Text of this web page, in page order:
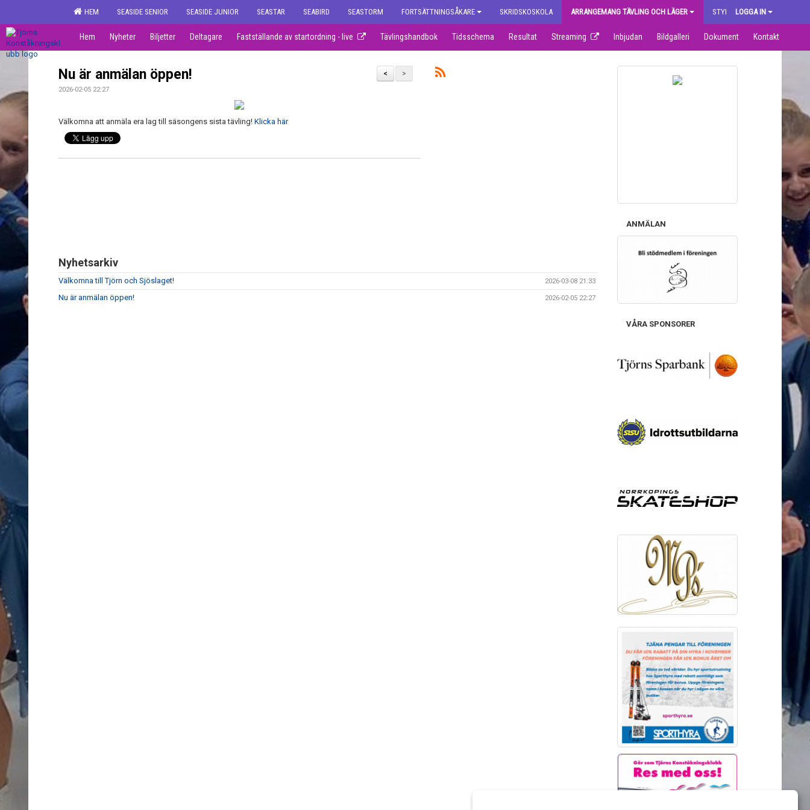
HEM SEASIDE SENIOR SEASIDE JUNIOR SEASTAR SEABIRD SEASTORM FORTSÄTTNINGSÅKARE SKRIDSKOSKOLA ARRANGEMANG TÄVLING OCH LÄGER STYRELSENLOGGA IN
Hem Nyheter Biljetter Deltagare Fastställande av startordning - live Tävlingshandbok Tidsschema Resultat Streaming Inbjudan Bildgalleri Dokument Kontakt
>
<
Nu är anmälan öppen!
2026-02-05 22:27
Välkomna att anmäla era lag till säsongens sista tävling! Klicka här
Nyhetsarkiv
Välkomna till Tjörn och Sjöslaget! 2026-03-08 21:33
Nu är anmälan öppen! 2026-02-05 22:27
ANMÄLAN
VÅRA SPONSORER